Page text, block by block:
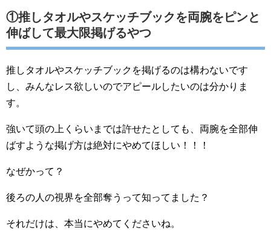
①推しタオルやスケッチブックを両腕をピンと
伸ばして最大限掲げるやつ
推しタオルやスケッチブックを掲げるのは構わないです
し、みんなレス欲しいのでアピールしたいのは分かりま
す。
強いて頭の上くらいまでは許せたとしても、両腕を全部伸
ばすような掲げ方は絶対にやめてほしい！！！
なぜかって？
後ろの人の視界を全部奪うって知ってました？
それだけは、本当にやめてくださいね。